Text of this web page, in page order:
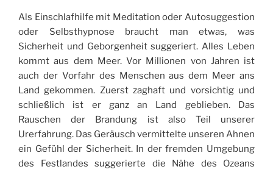
Als Einschlafhilfe mit Meditation oder Autosuggestion
oder Selbsthypnose braucht man etwas, was
Sicherheit und Geborgenheit suggeriert. Alles Leben
kommt aus dem Meer. Vor Millionen von Jahren ist
auch der Vorfahr des Menschen aus dem Meer ans
Land gekommen. Zuerst zaghaft und vorsichtig und
schließlich ist er ganz an Land geblieben. Das
Rauschen der Brandung ist also Teil unserer
Urerfahrung. Das Geräusch vermittelte unseren Ahnen
ein Gefühl der Sicherheit. In der fremden Umgebung
des Festlandes suggerierte die Nähe des Ozeans